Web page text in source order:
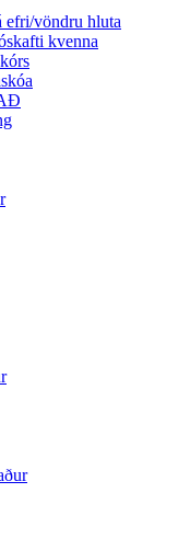
efri/vöndru hluta
kvenna